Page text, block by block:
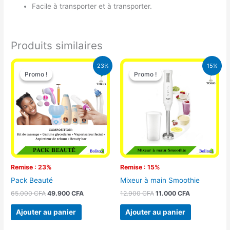
Facile à transporter et à transporter.
Produits similaires
23%
Promo !
Remise : 23%
Promo !
Pack Beauté
65.000CFA
Le
prix
initial
était :
65.000 CFA.
49.900CFA
Le
prix
actuel
est :
49.900 CFA.
Ajouter au panier
15%
Promo !
Remise : 15%
Promo !
Mixeur à main Smoothie
12.900CFA
Le
prix
initial
était :
12.900 CFA.
11.000 CFA
Le
Ajouter au panier